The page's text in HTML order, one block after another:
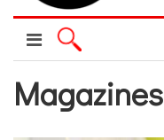
Magazines